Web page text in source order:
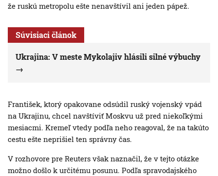
že ruskú metropolu ešte nenavštívil ani jeden pápež.
Súvisiaci článok
Ukrajina: V meste Mykolajiv hlásili silné výbuchy
František, ktorý opakovane odsúdil ruský vojenský vpád
na Ukrajinu, chcel navštíviť Moskvu už pred niekoľkými
mesiacmi. Kremeľ vtedy podľa neho reagoval, že na takúto
cestu ešte neprišiel ten správny čas.
V rozhovore pre Reuters však naznačil, že v tejto otázke
možno došlo k určitému posunu. Podľa spravodajského